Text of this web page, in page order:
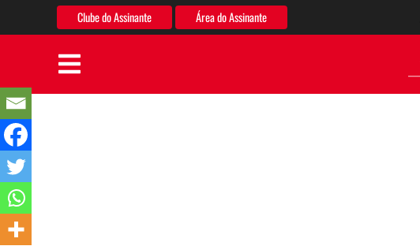
Clube do Assinante Área do Assinante